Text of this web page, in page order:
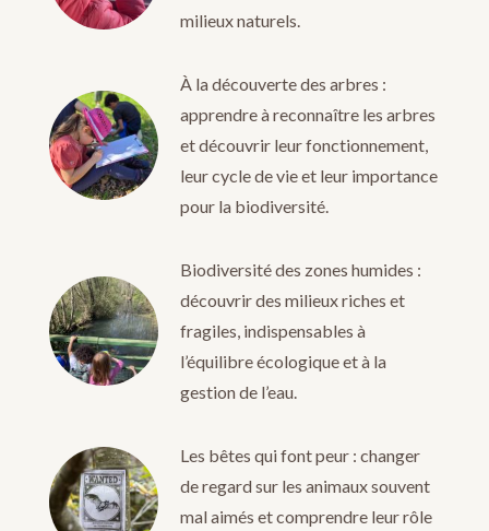
milieux naturels.
À la découverte des arbres :
apprendre à reconnaître les arbres
et découvrir leur fonctionnement,
leur cycle de vie et leur importance
pour la biodiversité.
Biodiversité des zones humides :
découvrir des milieux riches et
fragiles, indispensables à
l’équilibre écologique et à la
gestion de l’eau.
Les bêtes qui font peur : changer
de regard sur les animaux souvent
mal aimés et comprendre leur rôle